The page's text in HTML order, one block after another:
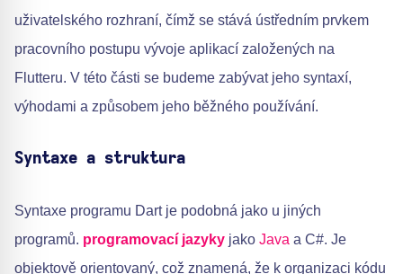
uživatelského rozhraní, čímž se stává ústředním prvkem
pracovního postupu vývoje aplikací založených na
Flutteru. V této části se budeme zabývat jeho syntaxí,
výhodami a způsobem jeho běžného používání.
Syntaxe a struktura
Syntaxe programu Dart je podobná jako u jiných
programů. programovací jazyky jako Java a C#. Je
objektově orientovaný, což znamená, že k organizaci kódu